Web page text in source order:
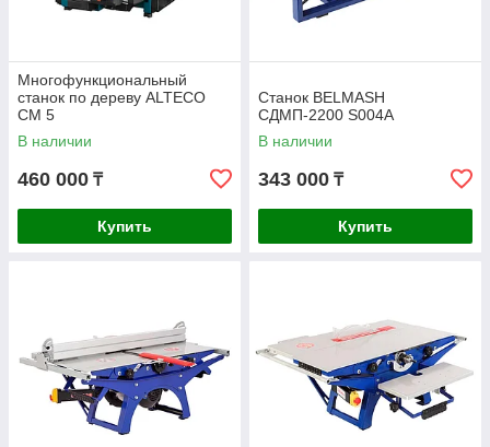
Многофункциональный
станок по дереву ALTECO
CM 5
В наличии
460 000 ₸
Купить
Станок BELMASH
СДМП-2200 S004A
В наличии
343 000 ₸
Купить